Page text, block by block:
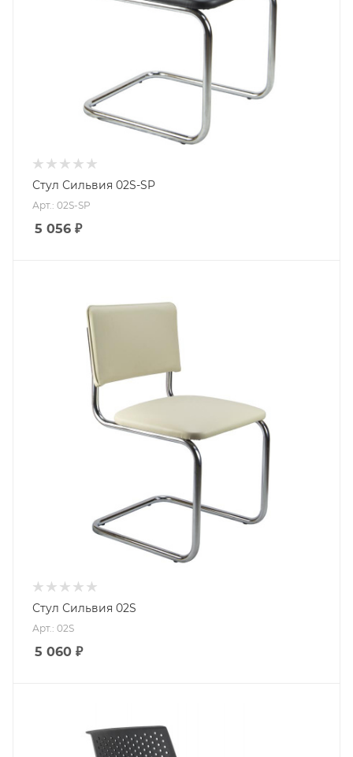
Стул Сильвия 02S-SP
Арт.: 02S-SP
5 056 ₽
Стул Сильвия 02S
Арт.: 02S
5 060 ₽